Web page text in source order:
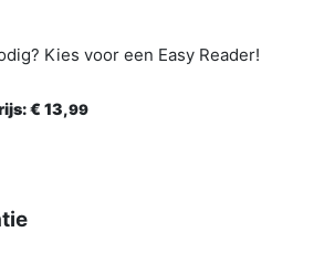
Kies voor een Easy Reader!
€ 13,99